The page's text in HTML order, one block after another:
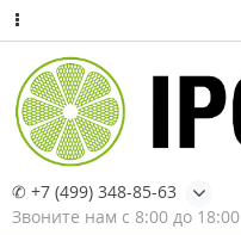
✆ +7 (499) 348-85-63
Звоните нам с 8:00 до 18:00